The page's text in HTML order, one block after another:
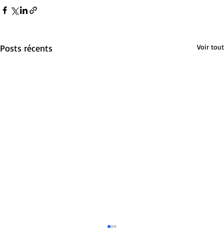
Posts récents Voir tout